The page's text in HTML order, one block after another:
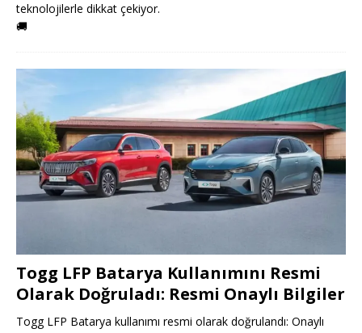
teknolojilerle dikkat çekiyor.
🚚
Togg LFP Batarya Kullanımını Resmi
Olarak Doğruladı: Resmi Onaylı Bilgiler
Togg LFP Batarya kullanımı resmi olarak doğrulandı: Onaylı